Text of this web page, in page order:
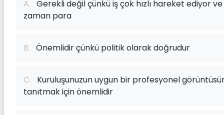
A. Gerekli değil çünkü iş çok hızlı hareket ediyor ve
zaman para
B. Önemlidir çünkü politik olarak doğrudur
C. Kuruluşunuzun uygun bir profesyonel
tanıtmak için önemlidir